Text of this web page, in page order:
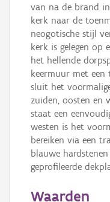
van na de brand in
kerk naar de
neogotische stijl
kerk is gelegen op
het hellende
keermuur met
sluit het
zuiden, oosten en
staat een
westen is het
bereiken via een
blauwe
geprofileerde
Waarden